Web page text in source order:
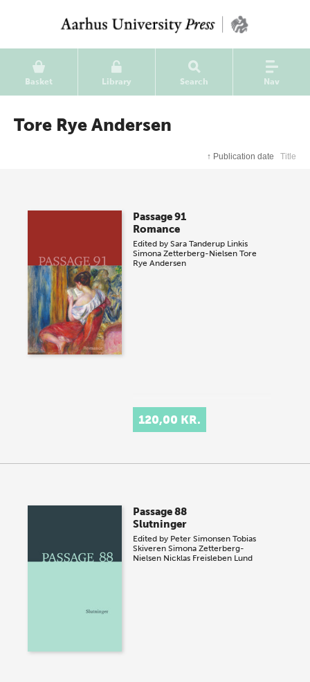
Basket Library Search Nav
Tore Rye Andersen
↑ Publication date Title
Passage 91
Romance
Edited bySara Tanderup Linkis
Simona Zetterberg-Nielsen Tore
Rye Andersen
120,00 KR.
Passage 88
Slutninger
Edited by Peter Simonsen Tobias
Skiveren Simona Zetterberg-
Nielsen Nicklas Freisleben Lund